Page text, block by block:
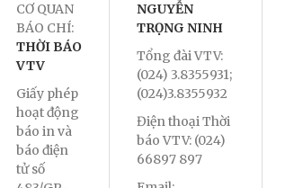
CƠ QUAN
BÁO CHÍ:
THỜI BÁO
VTV
Giấy phép
hoạt động
báo in và
báo điện
tử số
NGUYỄN
TRỌNG NINH
Tổng đài VTV:
(024) 3.8355931;
(024)3.8355932
Điện thoại Thời
báo VTV: (024)
66897 897